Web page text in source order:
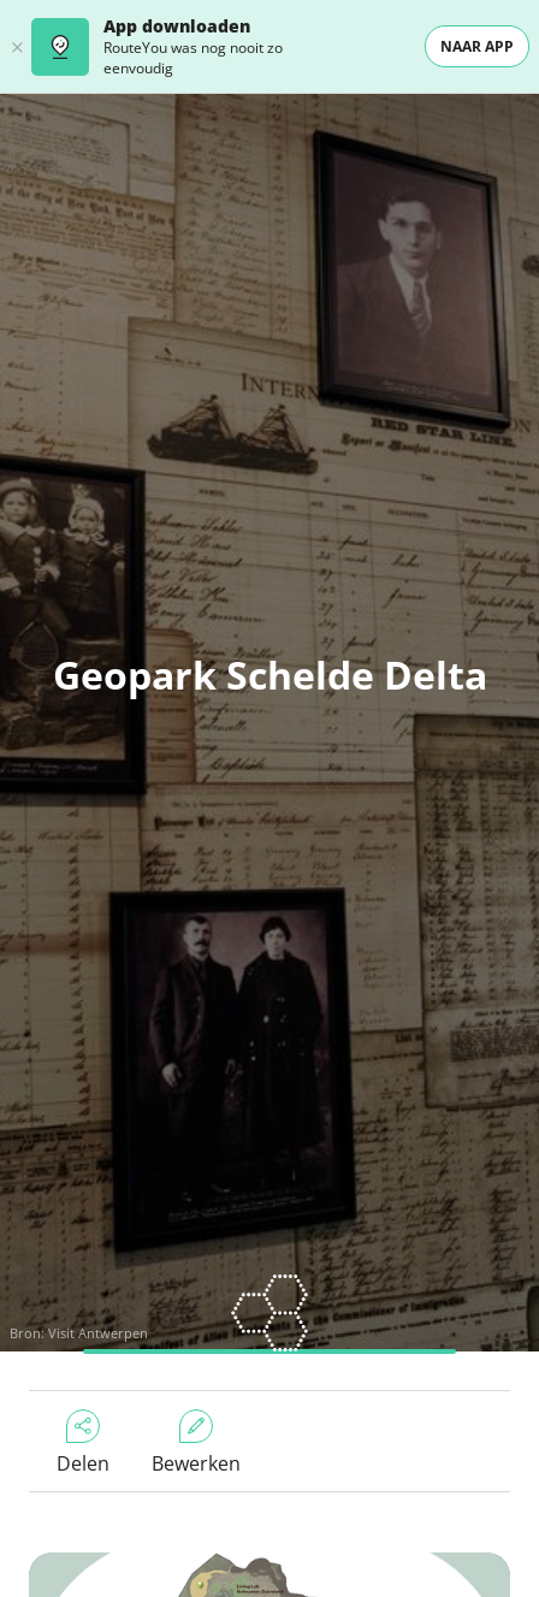
App downloaden
RouteYou was nog nooit zo
eenvoudig
NAAR APP
Geopark Schelde Delta
Bron: Visit Antwerpen
Delen Bewerken